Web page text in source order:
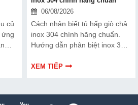
nhận khuyến mãi đặc biệt? Đăng ký ngay.